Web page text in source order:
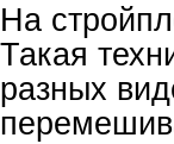
На
Такая
разных